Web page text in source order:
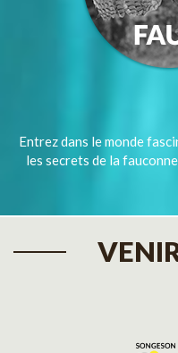
Entrez dans le monde
les secrets de la